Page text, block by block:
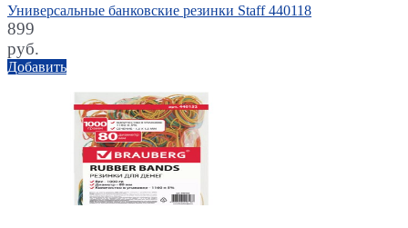
Универсальные банковские резинки Staff 440118
899
руб.
Добавить